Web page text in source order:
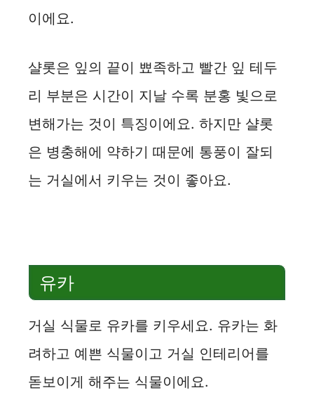
이에요.
샬롯은 잎의 끝이 뾰족하고 빨간 잎 테두
리 부분은 시간이 지날 수록 분홍 빛으로
변해가는 것이 특징이에요. 하지만 샬롯
은 병충해에 약하기 때문에 통풍이 잘되
는 거실에서 키우는 것이 좋아요.
유카
거실 식물로 유카를 키우세요. 유카는 화
려하고 예쁜 식물이고 거실 인테리어를
돋보이게 해주는 식물이에요.